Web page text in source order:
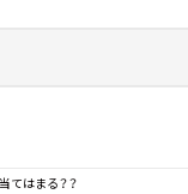
てはまる？？